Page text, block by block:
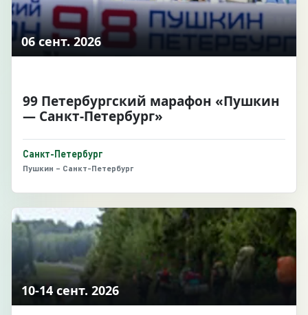
06 сент. 2026
99 Петербургский марафон «Пушкин
— Санкт-Петербург»
Санкт-Петербург
Пушкин – Санкт-Петербург
10-14 сент. 2026